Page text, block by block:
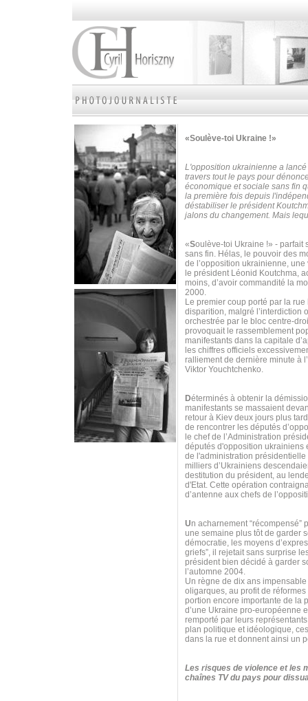
«Soulève-toi Ukraine !»
L'opposition ukrainienne a
travers tout le pays pour
économique et sociale sans fin
la première fois depuis
déstabiliser le président
jalons du changement. Mais
«Soulève-toi Ukraine !» - parfait
sans fin. Hélas, le pouvoir des
de l’opposition ukrainienne,
le président Léonid Koutchma,
moins, d’avoir commandité la
2000.
Le premier coup porté par la
disparition, malgré l’interdiction
orchestrée par le bloc centre-
provoquait le rassemblement
manifestants dans la capitale
les chiffres officiels
ralliement de dernière minute à
Viktor Youchtchenko.
Déterminés à obtenir la
manifestants se massaient
retour à Kiev deux jours plus
de rencontrer les députés
le chef de l’Administration
députés d'opposition ukrainiens
de l'administration
milliers d’Ukrainiens
destitution du président, au
d'Etat. Cette opération
d’antenne aux chefs de
Un acharnement
une semaine plus tôt de garder
démocratie, les moyens
griefs”, il rejetait sans surprise
président bien décidé à garder
l’automne 2004.
Un règne de dix ans
oligarques, au profit de
portion encore importante de la
d’une Ukraine pro-européenne
remporté par leurs
plan politique et idéologique,
dans la rue et donnent ainsi un
Les risques de violence et les
chaînes TV du pays pour